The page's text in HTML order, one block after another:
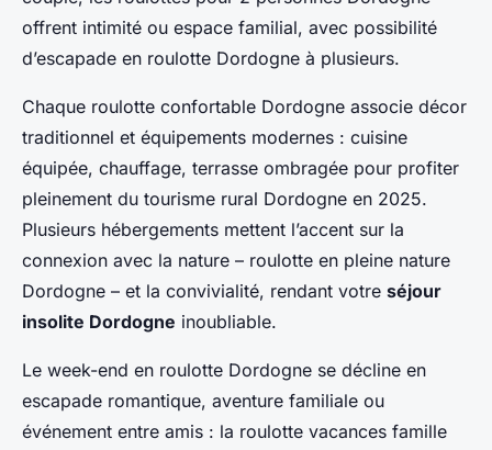
offrent intimité ou espace familial, avec possibilité
d’escapade en roulotte Dordogne à plusieurs.
Chaque roulotte confortable Dordogne associe décor
traditionnel et équipements modernes : cuisine
équipée, chauffage, terrasse ombragée pour profiter
pleinement du tourisme rural Dordogne en 2025.
Plusieurs hébergements mettent l’accent sur la
connexion avec la nature – roulotte en pleine nature
Dordogne – et la convivialité, rendant votre séjour
insolite Dordogne inoubliable.
Le week-end en roulotte Dordogne se décline en
escapade romantique, aventure familiale ou
événement entre amis : la roulotte vacances famille